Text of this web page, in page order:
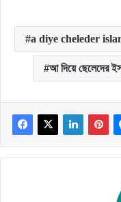
a diye cheleder
আ দিয়ে ছেলেদের